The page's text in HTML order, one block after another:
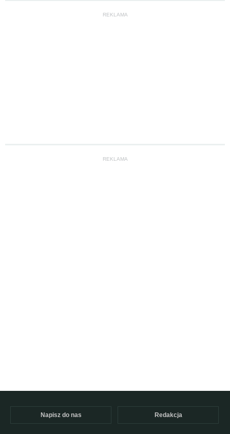
REKLAMA
REKLAMA
Napisz do nas Redakcja